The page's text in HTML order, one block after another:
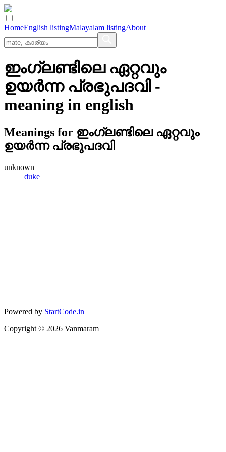
HomeEnglish listingMalayalam listingAbout
ഇംഗ്ലണ്ടിലെ ഏറ്റവും
ഉയര്‍ന്ന പ്രഭുപദവി-
meaning in english
Meanings for ഇംഗ്ലണ്ടിലെ ഏറ്റവും
ഉയര്‍ന്ന പ്രഭുപദവി
unknown
duke
Powered by StartCode.in
Copyright © 2026 Vanmaram